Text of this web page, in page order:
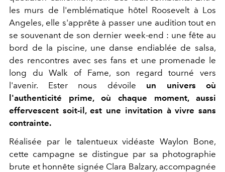
les murs de l'emblématique hôtel Roosevelt à Los
Angeles, elle s'apprête à passer une audition tout en
se souvenant de son dernier week-end : une fête au
bord de la piscine, une danse endiablée de salsa,
des rencontres avec ses fans et une promenade le
long du Walk of Fame, son regard tourné vers
l'avenir. Ester nous dévoile un univers où
l'authenticité prime, où chaque moment, aussi
effervescent soit-il, est une invitation à vivre sans
contrainte.
Réalisée par le talentueux vidéaste Waylon Bone,
cette campagne se distingue par sa photographie
brute et honnête signée Clara Balzary, accompagnée